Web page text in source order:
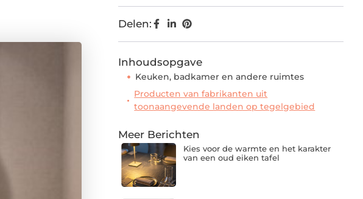
Delen:
Inhoudsopgave
Keuken, badkamer en andere ruimtes
Producten van fabrikanten uit
toonaangevende landen op tegelgebied
Meer Berichten
Kies voor de warmte en het karakter
van een oud eiken tafel